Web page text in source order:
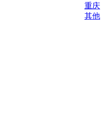
重庆
其他